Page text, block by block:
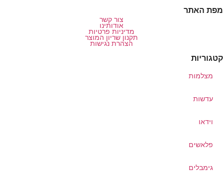
מפת האתר
צור קשר
אודותינו
מדיניות פרטיות
תקנון שריון המוצר
הצהרת נגישות
קטגוריות
מצלמות
עדשות
וידאו
פלאשים
גימבלים